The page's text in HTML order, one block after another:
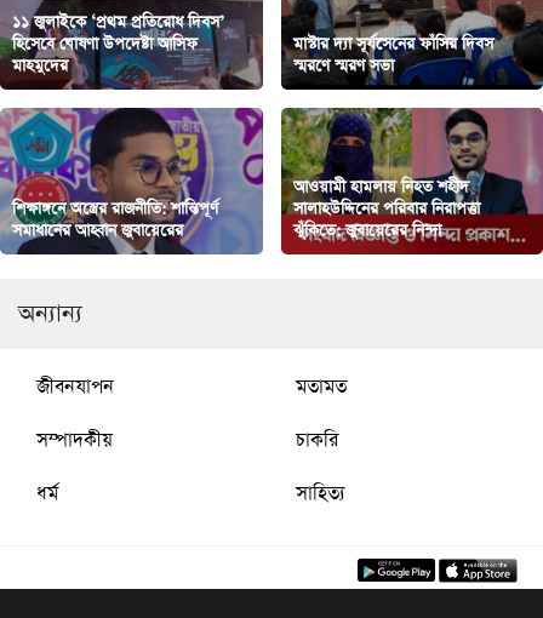
১১ জুলাইকে ‘প্রথম প্রতিরোধ দিবস’
হিসেবে ঘোষণা উপদেষ্টা আসিফ
মাহমুদের
মাস্টার দ্যা সূর্যসেনের ফাঁসির দিবস
স্মরণে স্মরণ সভা
শিক্ষাঙ্গনে অস্ত্রের রাজনীতি: শান্তিপূর্ণ
সমাধানের আহ্বান জুবায়েরের
আওয়ামী হামলায় নিহত শহীদ
সালাহউদ্দিনের পরিবার নিরাপত্তা
ঝুঁকিতে: জুবায়েরের নিন্দা
অন্যান্য
জীবনযাপন
মতামত
সম্পাদকীয়
চাকরি
ধর্ম
সাহিত্য